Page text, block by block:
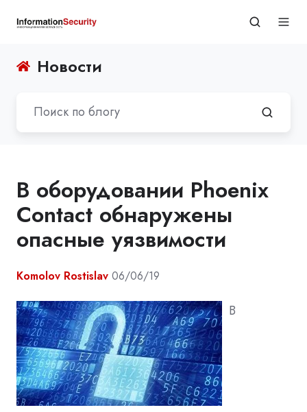
Новости
В оборудовании Phoenix
Contact обнаружены
опасные уязвимости
Komolov Rostislav 06/06/19
В